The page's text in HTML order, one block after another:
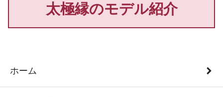
太極縁のモデル紹介
ホーム